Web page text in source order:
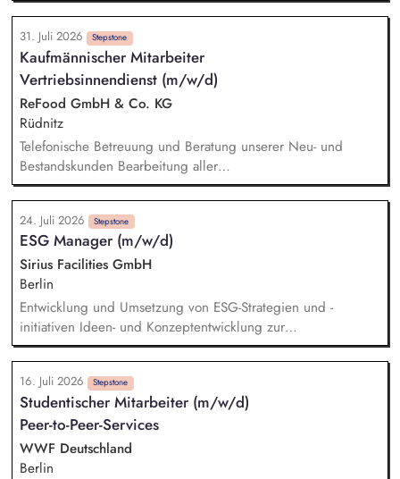
Vorstandsbüro. Management des Berichtswesens; Steuerung
und Sicherstellung der fristgerechten Abgabe. Inhaltliche
Vorbereitung, Steuerung, Durchführung und Nachbereitung
von Terminen mit satzungsgemäßen Gremien (Kuratorium,
Beirat). Analyse, Bewertung und Ausarbeitung von
Entscheidungsvorlagen sowie von strategischen und
operativen Aufgabenstellungen.
31. Juli 2026 Stepstone
Kaufmännischer Mitarbeiter
Vertriebsinnendienst (m/w/d)
ReFood GmbH & Co. KG
Rüdnitz
Telefonische Betreuung und Beratung unserer Neu- und
Bestandskunden Bearbeitung aller
kaufmännischen/administrativen Themen im Tagesgeschäft
Unterstützung der Kollegen im Außendienst bei der Pflege
und Qualifizierung der Kundendaten sowie bei der Termin-
und Angebotsverfolgung Erstellung und Prüfung der
monatlichen Provisionsabrechnungen Bearbeitung der
Tagesberichte unserer Außendienstmitarbeiter Pflege der
Kundenanlage & Stammdatenverwaltung Bearbeitung von
Reklamationen und Erarbeitung von Lösungen für
Kundenanliegen
24. Juli 2026 Stepstone
ESG Manager (m/w/d)
Sirius Facilities GmbH
Berlin
Entwicklung und Umsetzung von ESG-Strategien und -
initiativen Ideen- und Konzeptentwicklung zur
Dekarbonisierung der Gewerbeparks Budgetierung konkreter
Nachhaltigkeitsmaßnahmen und Bewertung des CRREM-
Pfades Machbarkeitsstudien und technische Vorprüfung für
PV-, LED- und Heizungsprojekte Unterstützung bei der
Gebäudezertifizierung nach gängigen
Nachhaltigkeitsstandards Erstellung von Reports und
Präsentationen für interne und externe Stakeholder
16. Juli 2026 Stepstone
Studentischer Mitarbeiter (m/w/d)
Peer-to-Peer-Services
WWF Deutschland
Berlin